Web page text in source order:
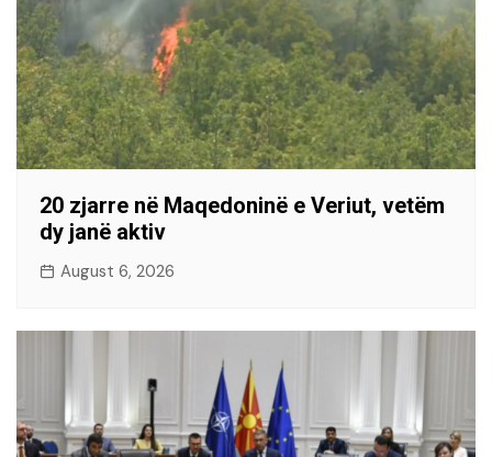
20 zjarre në Maqedoninë e Veriut, vetëm
dy janë aktiv
August 6, 2026